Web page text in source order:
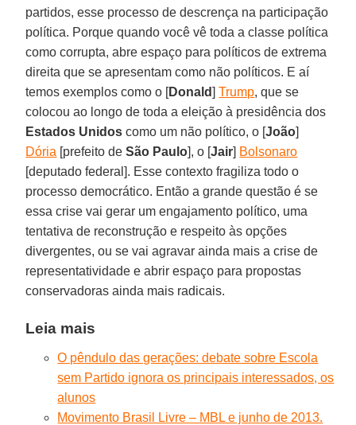
partidos, esse processo de descrença na participação
política. Porque quando você vê toda a classe política
como corrupta, abre espaço para políticos de extrema
direita que se apresentam como não políticos. E aí
temos exemplos como o [Donald]Trump, que se
colocou ao longo de toda a eleição à presidência dos
Estados Unidos como um não político, o [João]
Dória [prefeito deSão Paulo], o [Jair] Bolsonaro
[deputado federal]. Esse contexto fragiliza todo o
processo democrático. Então a grande questão é se
essa crise vai gerar um engajamento político, uma
tentativa de reconstrução e respeito às opções
divergentes, ou se vai agravar ainda mais a crise de
representatividade e abrir espaço para propostas
conservadoras ainda mais radicais.
Leia mais
O pêndulo das gerações: debate sobre Escola
sem Partido ignora os principais interessados, os
alunos
Movimento Brasil Livre – MBL e junho de 2013.